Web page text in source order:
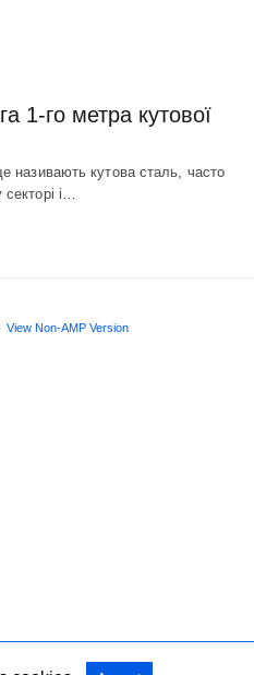
1-го метра кутової
називають кутова сталь, часто
і…
View Non-AMP Version